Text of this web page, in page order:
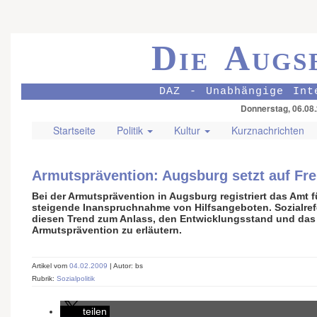
Die
DAZ - Unabhängige
Donnerstag,
Startseite Politik Kultur Kurznachrichten
Armutsprävention: Augsburg setzt auf
Bei der Armutsprävention in Augsburg registriert das Amt
steigende Inanspruchnahme von Hilfsangeboten.
diesen Trend zum Anlass, den Entwicklungsstand und
Armutsprävention zu erläutern.
Artikel vom 04.02.2009 | Autor: bs
Rubrik: Sozialpolitik
teilen